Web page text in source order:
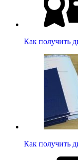
Как получить
Как получить